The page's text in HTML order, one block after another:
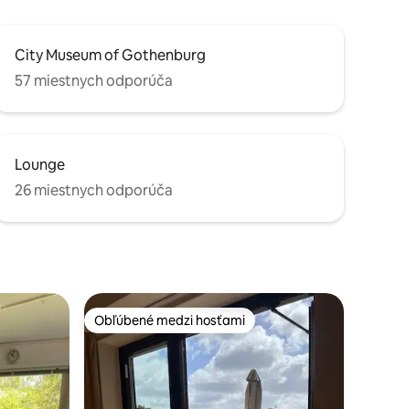
City Museum of Gothenburg
57 miestnych odporúča
Lounge
26 miestnych odporúča
Obľúbené medzi hosťami
Obľúbené medzi hosťami